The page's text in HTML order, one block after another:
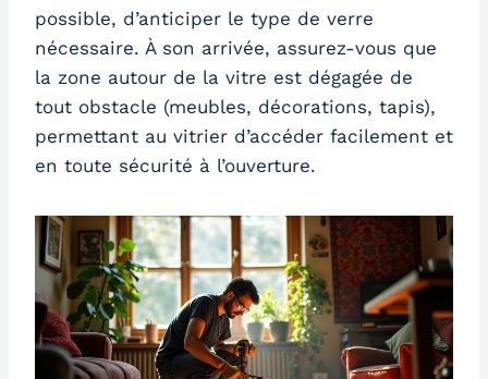
possible, d’anticiper le type de verre
nécessaire. À son arrivée, assurez-vous que
la zone autour de la vitre est dégagée de
tout obstacle (meubles, décorations, tapis),
permettant au vitrier d’accéder facilement et
en toute sécurité à l’ouverture.